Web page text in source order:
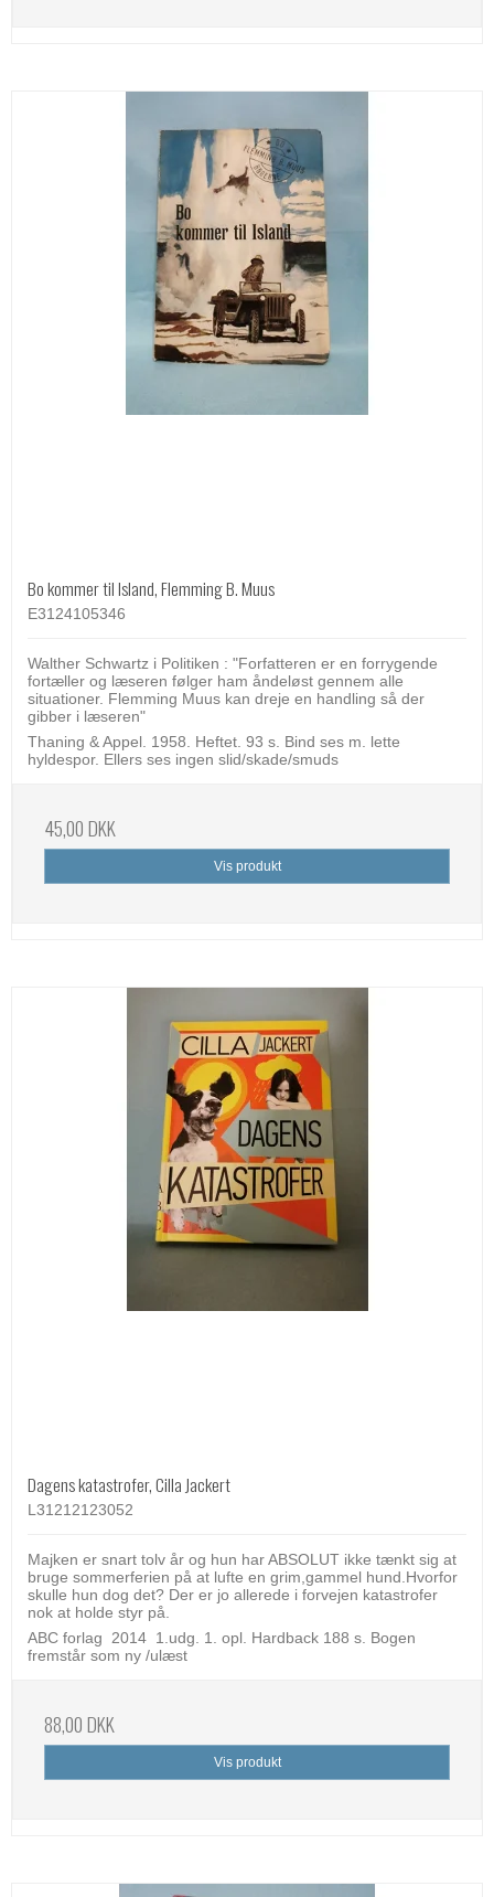
Bo kommer til Island, Flemming B. Muus
E3124105346
Walther Schwartz i Politiken : "Forfatteren er en forrygende
fortæller og læseren følger ham åndeløst gennem alle
situationer. Flemming Muus kan dreje en handling så der
gibber i læseren"
Thaning & Appel. 1958. Heftet. 93 s. Bind ses m. lette
hyldespor. Ellers ses ingen slid/skade/smuds
45,00 DKK
Vis produkt
Dagens katastrofer, Cilla Jackert
L31212123052
Majken er snart tolv år og hun har ABSOLUT ikke tænkt sig at
bruge sommerferien på at lufte en grim,gammel hund.Hvorfor
skulle hun dog det? Der er jo allerede i forvejen katastrofer
nok at holde styr på.
ABC forlag 2014 1.udg. 1. opl. Hardback 188 s. Bogen
fremstår som ny /ulæst
88,00 DKK
Vis produkt